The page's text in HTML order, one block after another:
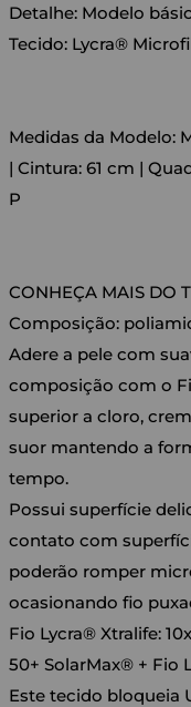
Detalhe: Modelo
Tecido: Lycra®
Medidas da Modelo:
| Cintura: 61 cm |
P
CONHEÇA MAIS DO
Composição:
Adere a pele com
composição com o
superior a cloro,
suor mantendo a
tempo.
Possui superfície
contato com
poderão romper
ocasionando fio
Fio Lycra® Xtralife:
50+ SolarMax® + Fio
Este tecido bloqueia